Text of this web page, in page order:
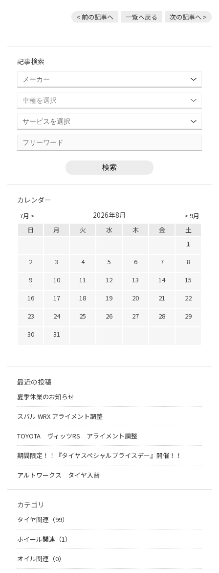
< 前の記事へ 一覧へ戻る 次の記事へ >
記事検索
カレンダー
7月 < > 9月
2026年8月
日 月 火 水 木 金
土
1
2
3 4 5 6 7
8
9
10 11 12 13 14
15
16
17 18 19 20 21
22
23
24 25 26 27 28
29
30
31
最近の投稿
夏季休業のお知らせ
スバル WRX アライメント調整
TOYOTA ヴィッツRS アライメント調整
期間限定！！『タイヤスペシャルプライスデー』開催！！
アルトワークス タイヤ入替
カテゴリ
タイヤ関連（99）
ホイール関連（1）
オイル関連（0）